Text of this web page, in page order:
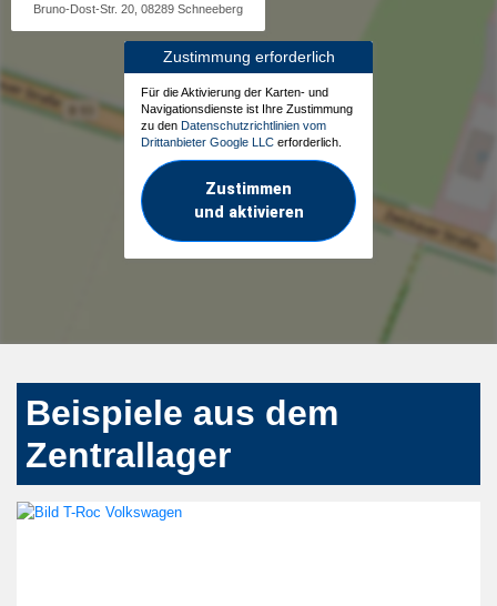
Bruno-Dost-Str. 20, 08289 Schneeberg
Zustimmung erforderlich
Für die Aktivierung der Karten- und
Navigationsdienste ist Ihre Zustimmung
zu den Datenschutzrichtlinien vom
Drittanbieter Google LLC erforderlich.
Zustimmen
und aktivieren
Beispiele aus dem
Zentrallager